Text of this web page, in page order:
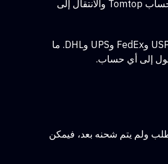
، ستتلقى رسالة بريد إلكتروني تحتوي على ملخص طلبك ورقم التتبع. للتحقق من تفاصيل طلبك، ما عليك سوى تسجيل الدخول إلى حساب Tomtop والانتقال إلى
بدلاً من ذلك، يمكنك استخدام TrackingMore لتتبع طلبك Tomtop بسهولة. تدعم هذه المنصة أكثر من 1300 شركة شحن على مستوى العالم، بما في ذلك USPS وFedEx وUPS وDHL. ما
ولم يتم شحنه بعد، فيمكن